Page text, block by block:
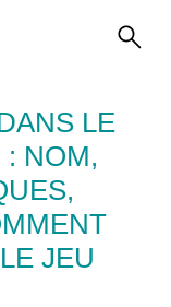
LE
NOM,
JEU